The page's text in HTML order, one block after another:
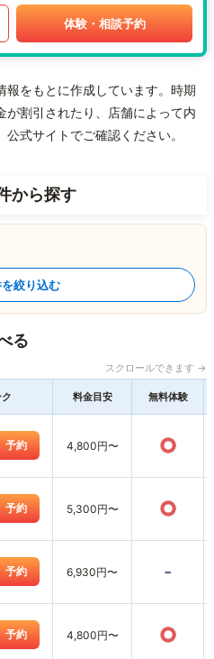
体験・相談予約
をもとに作成しています。時期
が割引されたり、店舗によって内
式サイトでご確認ください。
から探す
絞り込む
る
スクロールできます →
料金目安 無料体験
予約 4,800円〜 ○
予約 5,300円〜 ○
予約 6,930円〜 -
予約 4,800円〜 ○